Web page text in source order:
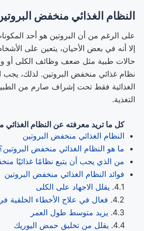
النظام الغذائي منخفض
على الرغم من أن البروتين هو أحد
إلا أنه في بعض الأحيان، يتعين على
حالات طبية مثل ضعف وظائف الكلى أو
نظام غذائي منخفض البروتين. لذلك، يجب
الغذائية فقط تحت إشراف صارم من
التغذية.
كل ما تريد معرفته عن النظام الغذائي
النظام الغذائي منخفض البروتين
ما هو النظام الغذائي منخفض
من الذي يجب أن يتبع نظامًا غذائيًا
فوائد النظام الغذائي منخفض البروتين
يقلل الاجهاد على الكلى
فعال في علاج الأخطاء الخلقية
يزيد متوسط طول العمر
يقلل من تخليق حمض اليوريك